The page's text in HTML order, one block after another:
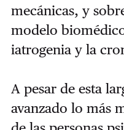
mecánicas, y
modelo
iatrogenia y la
A pesar de esta
avanzado lo más